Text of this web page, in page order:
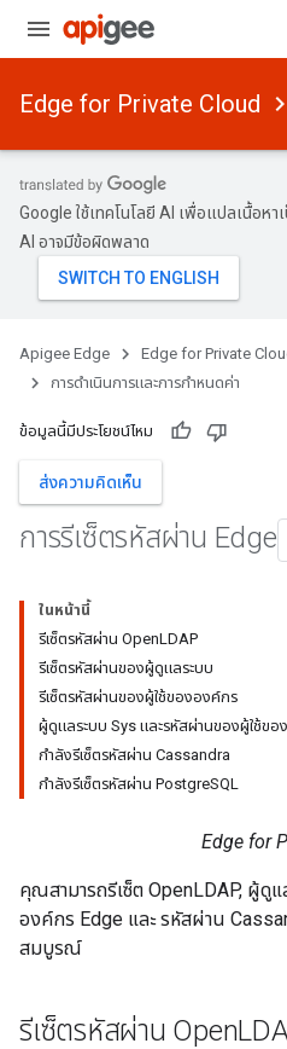
Edge for Private Cloud
Google ใช้เทคโนโลยี AI เพื่อแปลเนื้อห
AI อาจมีข้อผิดพลาด
Apigee Edge Edge for Private
การดําเนินการและการกําหนดค่า
ข้อมูลนี้มีประโยชน์ไหม
ส่งความคิดเห็น
การรีเซ็ตรหัสผ่าน Edge
ในหน้านี้
รีเซ็ตรหัสผ่าน OpenLDAP
รีเซ็ตรหัสผ่านของผู้ดูแลระบบ
รีเซ็ตรหัสผ่านของผู้ใช้ขององค์กร
ผู้ดูแลระบบ Sys และรหัสผ่านของผู้ใช้ข
กำลังรีเซ็ตรหัสผ่าน Cassandra
กำลังรีเซ็ตรหัสผ่าน PostgreSQL
Edge for
คุณสามารถรีเซ็ต OpenLDAP, ผู้ดู
องค์กร Edge และ รหัสผ่าน
สมบูรณ์
รีเซ็ตรหัสผ่าน Open